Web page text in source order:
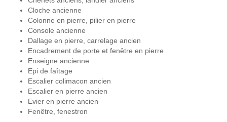
Cloche ancienne
Colonne en pierre, pilier en pierre
Console ancienne
Dallage en pierre, carrelage ancien
Encadrement de porte et fenêtre en pierre
Enseigne ancienne
Epi de faîtage
Escalier colimacon ancien
Escalier en pierre ancien
Evier en pierre ancien
Fenêtre, fenestron